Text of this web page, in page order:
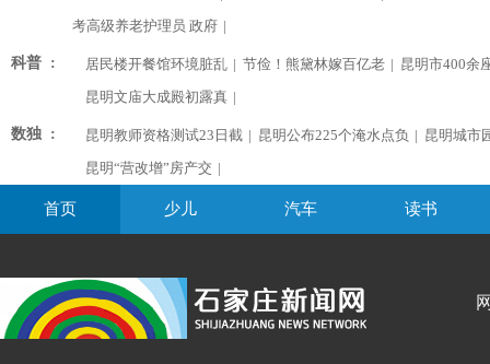
考高级养老护理员 政府 |
科普 : 居民楼开餐馆环境脏乱 | 节俭！熊黛林嫁百亿老 | 昆明市400余
昆明文庙大成殿初露真 |
数独 : 昆明教师资格测试23日截 | 昆明公布225个淹水点负 | 昆明城市
昆明“营改增”房产交 |
首页 少儿 汽车 读书